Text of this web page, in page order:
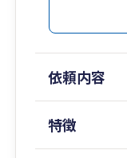
依頼内容
特徴